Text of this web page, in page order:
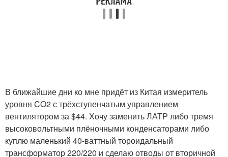
В ближайшие дни ко мне придёт из Китая измеритель
уровня CO2 с трёхступенчатым управлением
вентилятором за $44. Хочу заменить ЛАТР либо тремя
высоковольтными плёночными конденсаторами либо
куплю маленький 40-ваттный тороидальный
трансформатор 220/220 и сделаю отводы от вторичной